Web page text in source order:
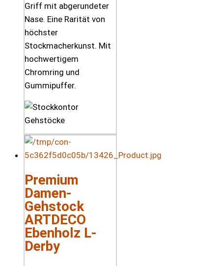
Griff mit abgerundeter
Nase. Eine Rarität von
höchster
Stockmacherkunst. Mit
hochwertigem
Chromring und
Gummipuffer.
Premium
Damen-
Gehstock
ARTDECO
Ebenholz L-
Derby